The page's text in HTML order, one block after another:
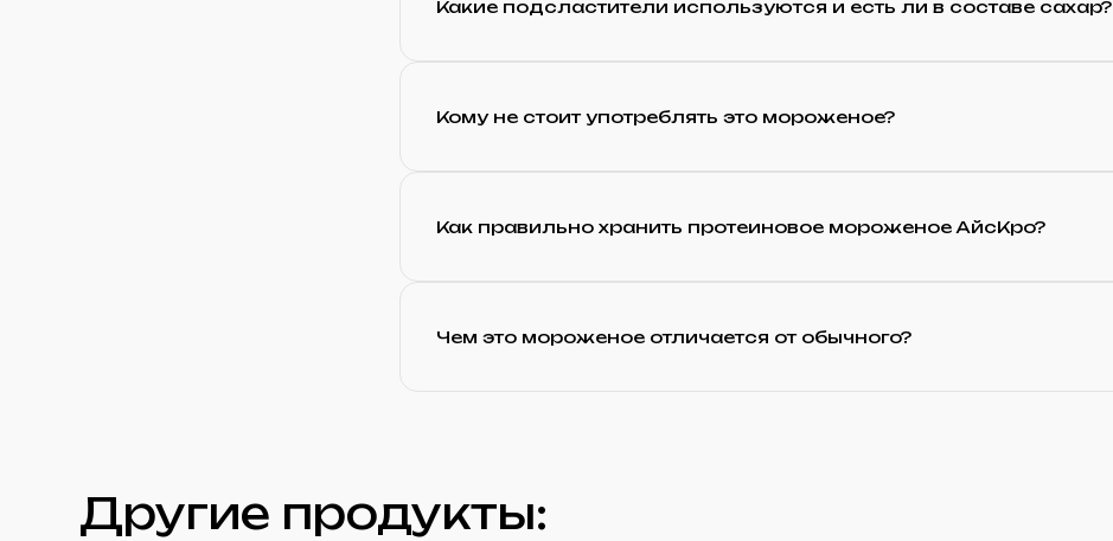
Какие подсластители используются и есть ли в составе сахар?
Кому не стоит употреблять это мороженое?
Как правильно хранить протеиновое мороженое АйсКро?
Чем это мороженое отличается от обычного?
Другие продукты: